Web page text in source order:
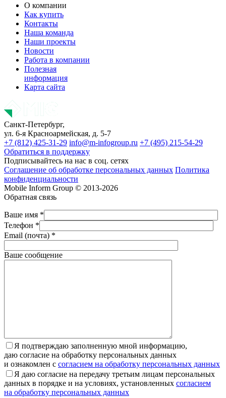
О компании
Как купить
Контакты
Наша команда
Наши проекты
Новости
Работа в компании
Полезная
информация
Карта сайта
Санкт-Петербург,
ул. 6-я Красноармейская, д. 5-7
+7 (812) 425-31-29 info@m-infogroup.ru +7 (495) 215-54-29
Обратиться в поддержку
Подписывайтесь на нас в соц. сетях
Соглашение об обработке персональных данных Политика
конфиденциальности
Mobile Inform Group © 2013-2026
Обратная связь
Ваше имя *
Телефон *
Email (почта) *
Ваше сообщение
Я подтверждаю заполненную мной информацию,
даю согласие на обработку персональных данных
и ознакомлен с согласием на обработку персональных данных
Я даю согласие на передачу третьим лицам персональных
данных в порядке и на условиях, установленных согласием
на обработку персональных данных